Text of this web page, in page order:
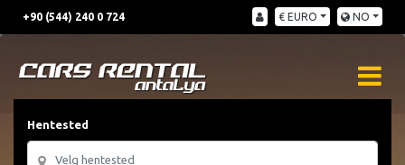
+90 (544) 240 0 724 NO
€ EURO
Hentested